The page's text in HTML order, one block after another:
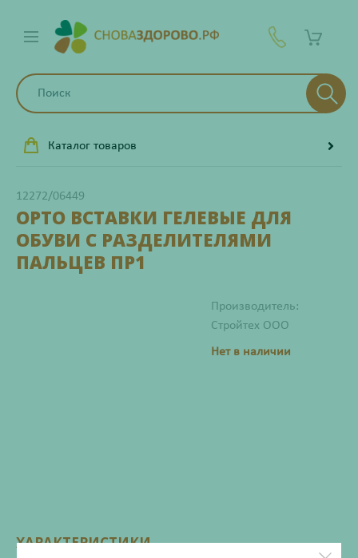
Каталог товаров
12272/06449
ОРТО ВСТАВКИ ГЕЛЕВЫЕ ДЛЯ
ОБУВИ С РАЗДЕЛИТЕЛЯМИ
ПАЛЬЦЕВ ПР1
Производитель:
Стройтех ООО
Нет в наличии
ХАРАКТЕРИСТИКИ